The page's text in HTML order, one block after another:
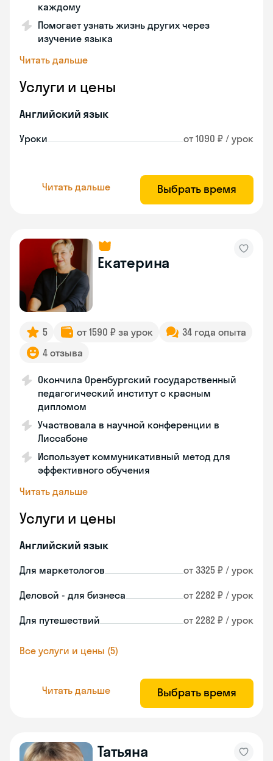
каждому
Помогает узнать жизнь других через
изучение языка
Читать дальше
Услуги и цены
Английский язык
Уроки от 1090 ₽ / урок
Читать дальше Выбрать время
Екатерина
5 от 1590 ₽ за урок
34 года опыта
4 отзыва
Окончила Оренбургский государственный
педагогический институт с красным
дипломом
Участвовала в научной конференции в
Лиссабоне
Использует коммуникативный метод для
эффективного обучения
Читать дальше
Услуги и цены
Английский язык
Для маркетологов от 3325 ₽ / урок
Деловой - для бизнеса от 2282 ₽ / урок
Для путешествий от 2282 ₽ / урок
Все услуги и цены (5)
Читать дальше Выбрать время
Татьяна